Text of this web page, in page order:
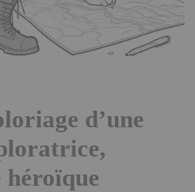
d’une
héroïque